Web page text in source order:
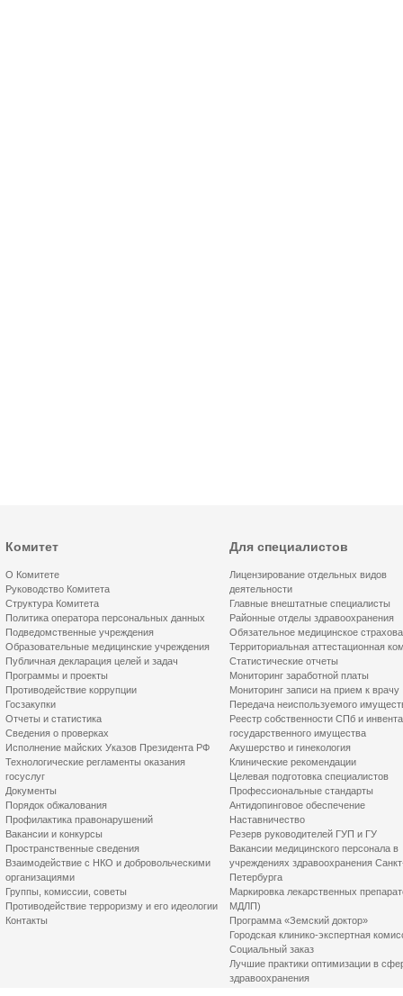
Комитет
О Комитете
Руководство Комитета
Структура Комитета
Политика оператора персональных данных
Подведомственные учреждения
Образовательные медицинские учреждения
Публичная декларация целей и задач
Программы и проекты
Противодействие коррупции
Госзакупки
Отчеты и статистика
Сведения о проверках
Исполнение майских Указов Президента РФ
Технологические регламенты оказания
госуслуг
Документы
Порядок обжалования
Профилактика правонарушений
Вакансии и конкурсы
Пространственные сведения
Взаимодействие с НКО и добровольческими
организациями
Группы, комиссии, советы
Противодействие терроризму и его идеологии
Контакты
Для специалистов
Лицензирование отдельных видов
деятельности
Главные внештатные специалисты
Районные отделы здравоохранения
Обязательное медицинское
Территориальная аттестационная
Статистические отчеты
Мониторинг заработной платы
Мониторинг записи на прием к врачу
Передача неиспользуемого
Реестр собственности СПб и
государственного имущества
Акушерство и гинекология
Клинические рекомендации
Целевая подготовка специалистов
Профессиональные стандарты
Антидопинговое обеспечение
Наставничество
Резерв руководителей ГУП и ГУ
Вакансии медицинского персонала в
учреждениях здравоохранения
Петербурга
Маркировка лекарственных
МДЛП)
Программа «Земский доктор»
Городская клинико-экспертная
Социальный заказ
Лучшие практики оптимизации в
здравоохранения